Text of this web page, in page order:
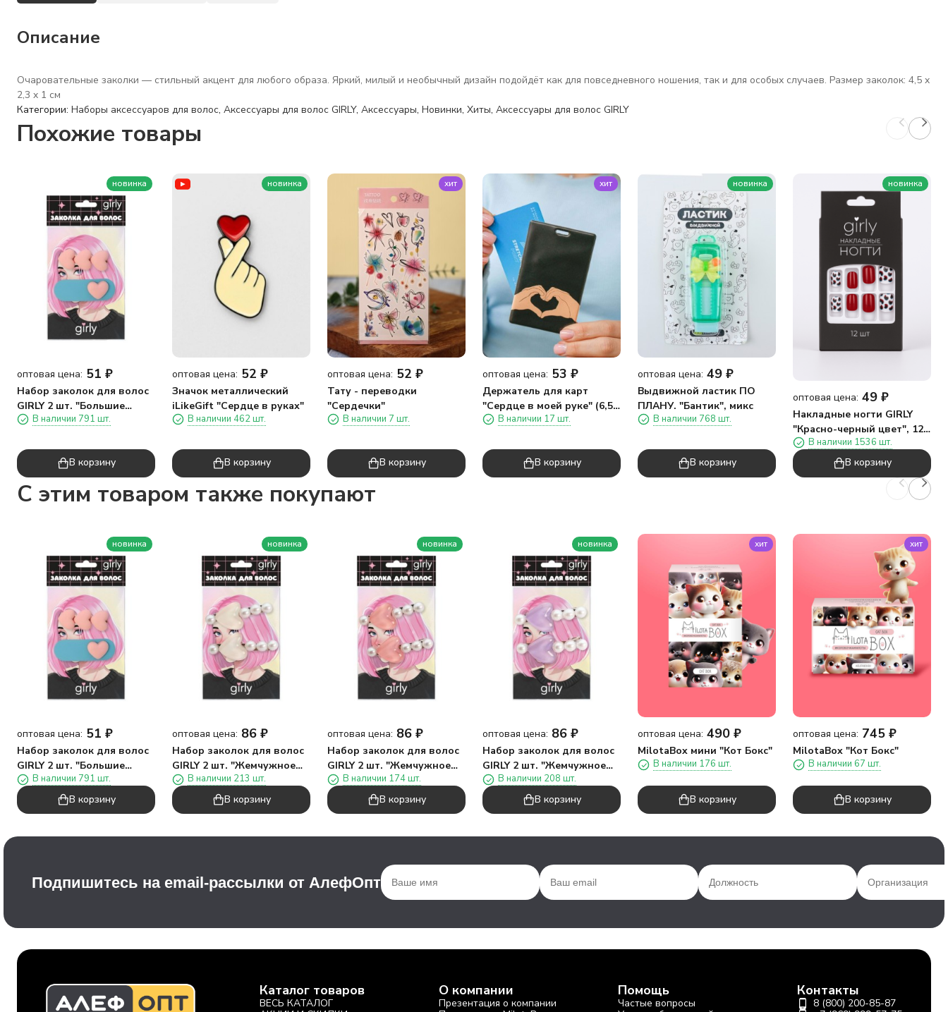
Описание
Очаровательные заколки — стильный акцент для любого образа. Яркий, милый и необычный дизайн подойдёт как для повседневного ношения, так и для особых случаев. Размер заколок: 4,5 x
2,3 x 1 см
Категории: Наборы аксессуаров для волос, Аксессуары для волос GIRLY, Аксессуары, Новинки, Хиты, Аксессуары для волос GIRLY
Похожие товары
новинка
оптовая цена: 51 ₽
Набор заколок для волос
GIRLY 2 шт. "Большие
сердечки", розовый
В наличии 791 шт.
В корзину
новинка
оптовая цена: 52 ₽
Значок металлический
iLikeGift "Сердце в руках"
В наличии 462 шт.
В корзину
хит
оптовая цена: 52 ₽
Тату - переводки
"Сердечки"
В наличии 7 шт.
В корзину
хит
оптовая цена: 53 ₽
Держатель для карт
"Сердце в моей руке" (6,5
х 10,4 см)
В наличии 17 шт.
В корзину
новинка
оптовая цена: 49 ₽
Выдвижной ластик ПО
ПЛАНУ. "Бантик", микс
В наличии 768 шт.
В корзину
новинка
оптовая цена: 49 ₽
Накладные ногти GIRLY
"Красно-черный цвет", 12
шт., складными клеевыми
пластинами
В наличии 1536 шт.
В корзину
C этим товаром также покупают
новинка
оптовая цена: 51 ₽
Набор заколок для волос
GIRLY 2 шт. "Большие
сердечки", розовый
В наличии 791 шт.
В корзину
новинка
оптовая цена: 86 ₽
Набор заколок для волос
GIRLY 2 шт. "Жемчужное
сердце", белый
В наличии 213 шт.
В корзину
новинка
оптовая цена: 86 ₽
Набор заколок для волос
GIRLY 2 шт. "Жемчужное
сердце", розовый
В наличии 174 шт.
В корзину
новинка
оптовая цена: 86 ₽
Набор заколок для волос
GIRLY 2 шт. "Жемчужное
сердце", фиолетовый
В наличии 208 шт.
В корзину
хит
оптовая цена: 490 ₽
MilotaBox мини "Кот Бокс"
В наличии 176 шт.
В корзину
хит
оптовая цена: 745 ₽
MilotaBox "Кот Бокс"
В наличии 67 шт.
В корзину
Подпишитесь на email-рассылки от АлефОпт
Каталог товаров
ВЕСЬ КАТАЛОГ
О компании
Презентация о компании
Помощь
Частые вопросы
Контакты
8 (800) 200-85-87